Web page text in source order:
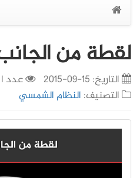
لقطة من
التاريخ: 15-09-2015
عدد
التصنيف: النظام الشمسي